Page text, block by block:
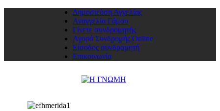
Δημοσιεύση Αγγελίας
Αναγγελία Γάμου
Γίνετε συνδρομητής
Αγορά Συνδρομής Online
Είσοδος συνδρομητή
Επικοινωνία